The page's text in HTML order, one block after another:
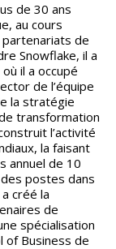
de 30 ans
au cours
de
Snowflake, il a
il a occupé
de l’équipe
la stratégie
transformation
l’activité
la faisant
annuel de 10
postes dans
créé la
de
spécialisation
of Business de